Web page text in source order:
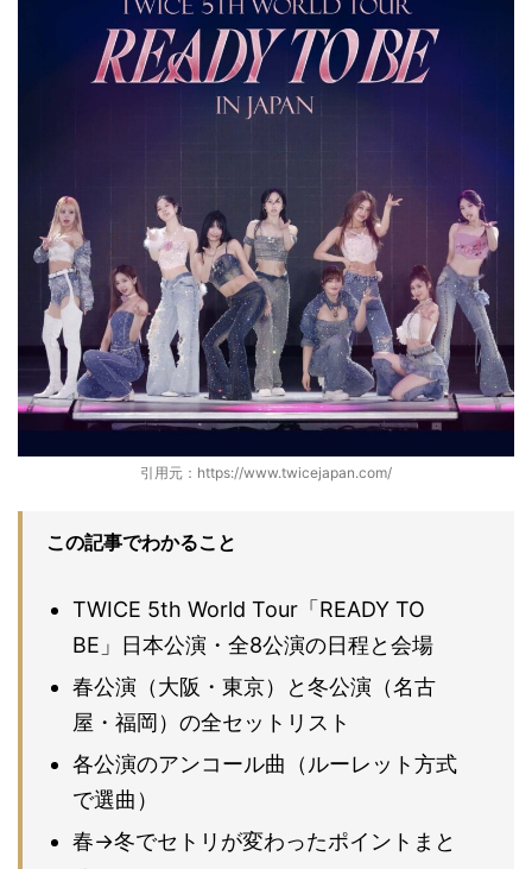
引用元：https://www.twicejapan.com/
この記事でわかること
TWICE 5th World Tour「READY TO
BE」日本公演・全8公演の日程と会場
春公演（大阪・東京）と冬公演（名古
屋・福岡）の全セットリスト
各公演のアンコール曲（ルーレット方式
で選曲）
春→冬でセトリが変わったポイントまと